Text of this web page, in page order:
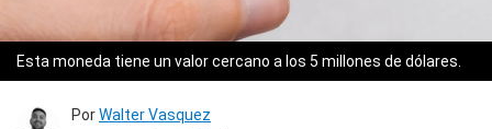
Esta moneda tiene un valor cercano a los 5 millones de dólares.
PorWalter Vasquez